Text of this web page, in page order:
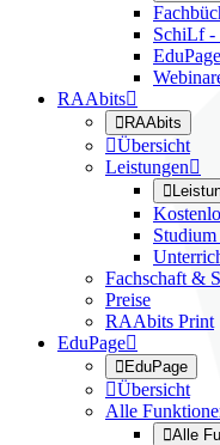
SchiLf -
RAAbits
RAAbits
Übersicht
Leistungen

Fachschaft &
Preise
RAAbits Print
EduPage
EduPage
Übersicht
Alle
Alle